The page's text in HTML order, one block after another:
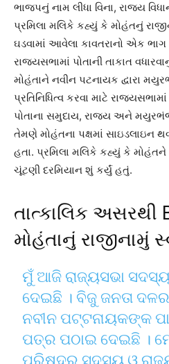
ભાજપનું નામ લીધા વિના, રાજ્ય
પ્રમિલા મલિકે કહ્યું કે મોહંતનું
ઘડવામાં આવેલા કાવતરાનો એક ભાગ
રાજ્યસભામાં પોતાની તાકાત
મોહંતાને નવીન પટનાયક દ્વારા
પ્રતિનિધિત્વ કરવા માટે
પોતાના સમુદાય, રાજ્ય અને
તેમણે મોહંતના પક્ષમાં સાઇડલાઇન
હતા. પ્રમિલા મલિકે કહ્યું કે
ચૂંટણી દરમિયાન શું કર્યું હતું.
તાત્કાલિક અસરથી
મોહંતાનું રાજીનામું
ମୁଁ ଆଜି ରାଜ୍ୟସଭା
ଦେଇଛି । ବିଜୁ ଜନତା
ନବୀନ ପଟ୍ଟନାୟକଙ୍କ
ପତ୍ର ପଠାଇ ଦେଇଛି ।
ପରିଷଦର ସଦସ୍ୟ ଓ